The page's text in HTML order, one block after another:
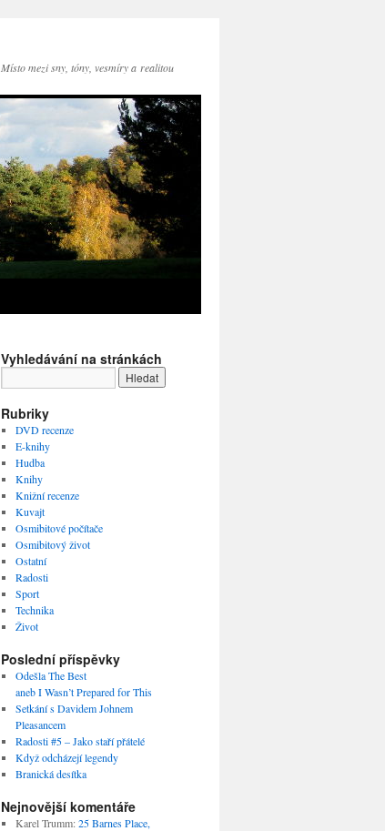
Místo mezi sny, tóny, vesmíry a realitou
Vyhledávání na stránkách
Rubriky
DVD recenze
E-knihy
Hudba
Knihy
Knižní recenze
Kuvajt
Osmibitové počítače
Osmibitový život
Ostatní
Radosti
Sport
Technika
Život
Poslední příspěvky
Odešla The Best
aneb I Wasn’t Prepared for This
Setkání s Davidem Johnem
Pleasancem
Radosti #5 – Jako staří přátelé
Když odcházejí legendy
Branická desítka
Nejnovější komentáře
Karel Trumm:25 Barnes Place,